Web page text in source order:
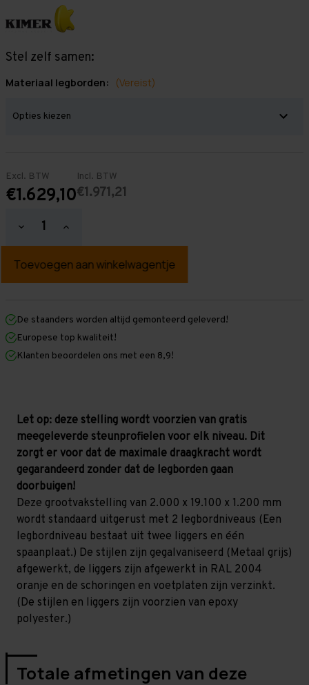
Stel zelf samen:
Materiaal legborden: (Vereist)
Excl. BTW
€1.629,10
Incl. BTW
€1.971,21
Hoeveelheid
verlagen
Grootvakstelling
mm
mm
x
1.200
mm
Hoeveelheid
verhogen
Grootvakstelling
mm
mm
1.200
mm
De staanders worden altijd gemonteerd geleverd!
Europese top kwaliteit!
Klanten beoordelen ons met een 8,9!
Let op: deze stelling wordt voorzien van gratis
meegeleverde steunprofielen voor elk niveau. Dit
zorgt er voor dat de maximale draagkracht wordt
gegarandeerd zonder dat de legborden gaan
doorbuigen!
Deze grootvakstelling van 2.000 x 19.100 x 1.200 mm
wordt standaard uitgerust met 2 legbordniveaus (Een
legbordniveau bestaat uit twee liggers en één
spaanplaat.) De stijlen zijn gegalvaniseerd (Metaal grijs)
afgewerkt, de liggers zijn afgewerkt in RAL 2004
oranje en de schoringen en voetplaten zijn verzinkt.
(De stijlen en liggers zijn voorzien van epoxy
polyester.)
Totale afmetingen van deze